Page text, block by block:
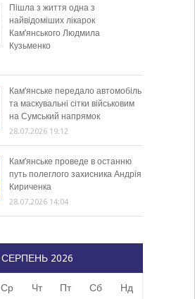
Пішла з життя одна з
найвідоміших лікарок
Кам’янського Людмила
Кузьменко
Кам’янське передало автомобіль
та маскувальні сітки військовим
на Сумський напрямок
28.07.2026 19:12
Кам’янське проведе в останню
путь полеглого захисника Андрія
Кириченка
28.07.2026 14:04
СЕРПЕНЬ 2026
Ср Чт Пт Сб Нд